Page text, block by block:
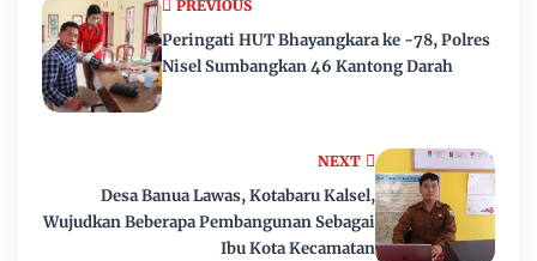
NEXT
Desa Banua Lawas, Kotabaru Kalsel,
Wujudkan Beberapa Pembangunan Sebagai
Ibu Kota Kecamatan
PREVIOUS
Peringati HUT Bhayangkara ke -78, Polres
Nisel Sumbangkan 46 Kantong Darah